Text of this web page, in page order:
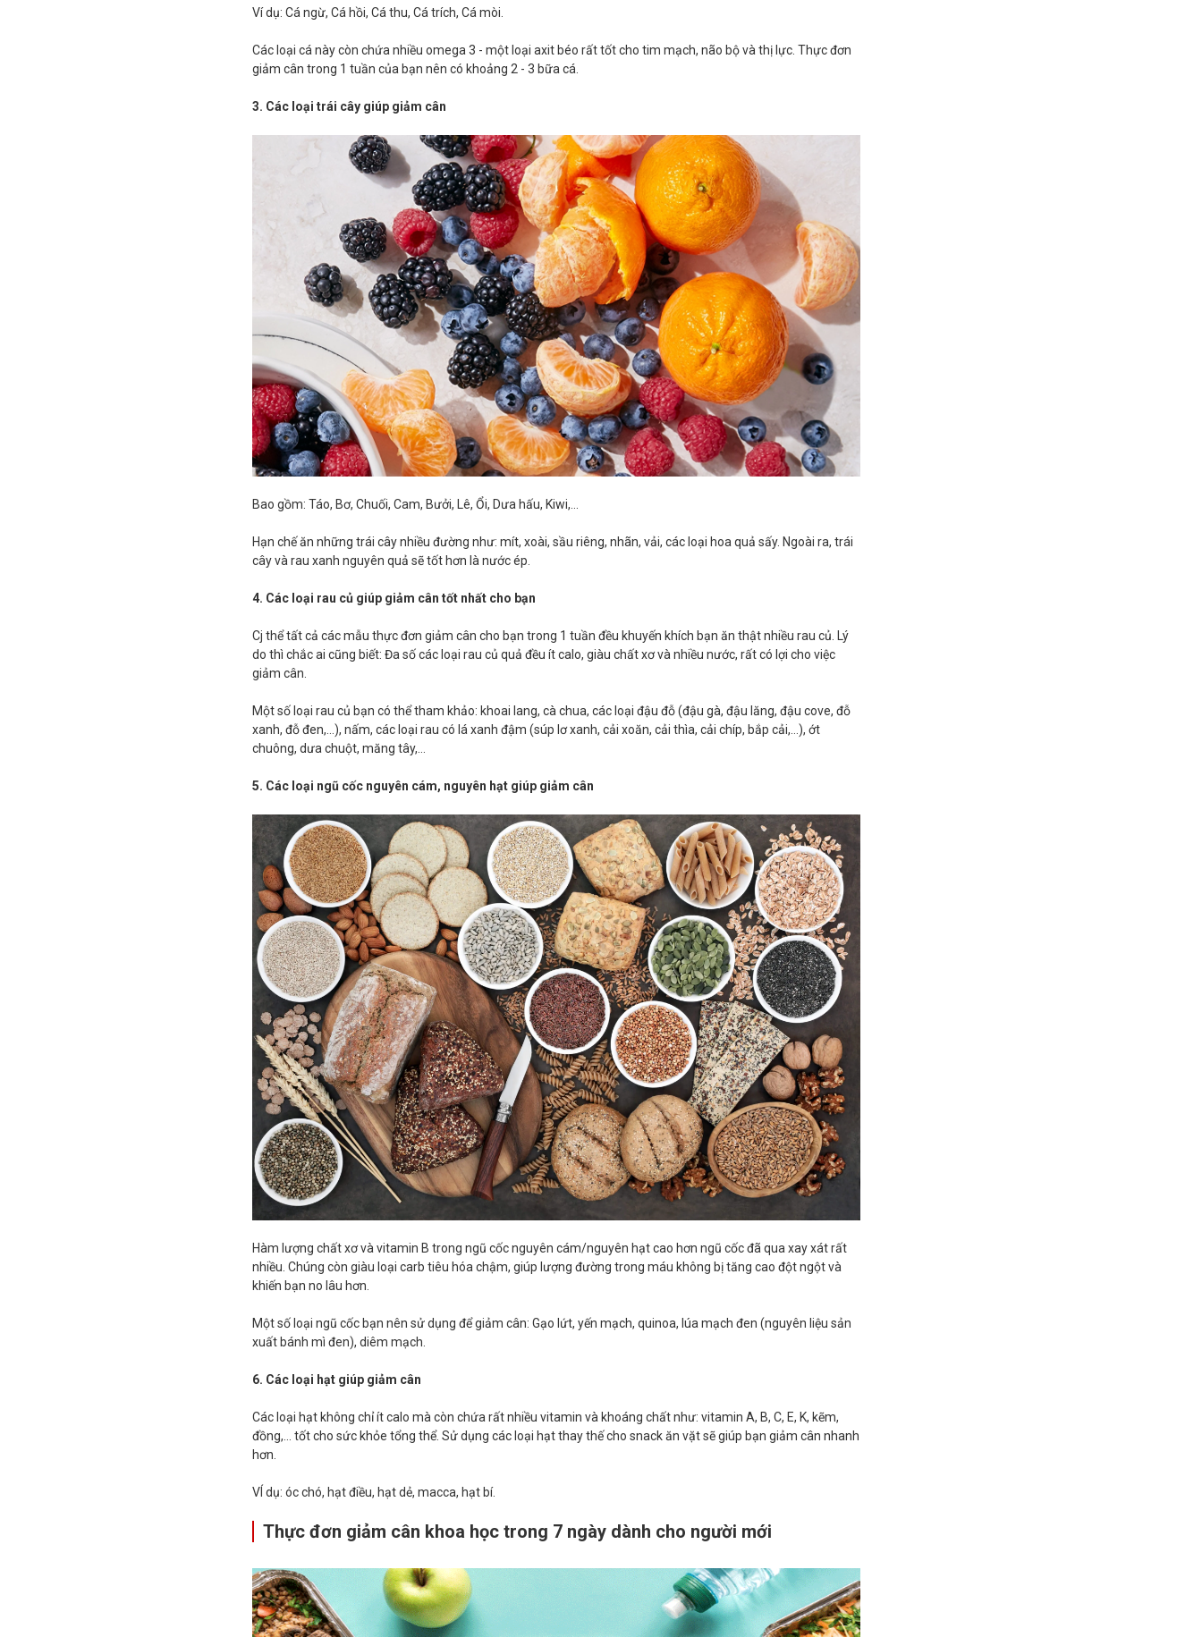
Ví dụ: Cá ngừ, Cá hồi, Cá thu, Cá trích, Cá mòi.
Các loại cá này còn chứa nhiều omega 3 - một loại axit béo rất tốt cho tim mạch, não bộ và thị lực. Thực đơn
giảm cân trong 1 tuần của bạn nên có khoảng 2 - 3 bữa cá.
3. Các loại trái cây giúp giảm cân
Bao gồm: Táo, Bơ, Chuối, Cam, Bưởi, Lê, Ổi, Dưa hấu, Kiwi,...
Hạn chế ăn những trái cây nhiều đường như: mít, xoài, sầu riêng, nhãn, vải, các loại hoa quả sấy. Ngoài ra, trái
cây và rau xanh nguyên quả sẽ tốt hơn là nước ép.
4. Các loại rau củ giúp giảm cân tốt nhất cho bạn
Cj thể tất cả các mẫu thực đơn giảm cân cho bạn trong 1 tuần đều khuyến khích bạn ăn thật nhiều rau củ. Lý
do thì chắc ai cũng biết: Đa số các loại rau củ quả đều ít calo, giàu chất xơ và nhiều nước, rất có lợi cho việc
giảm cân.
Một số loại rau củ bạn có thể tham khảo: khoai lang, cà chua, các loại đậu đỗ (đậu gà, đậu lăng, đậu cove, đỗ
xanh, đỗ đen,…), nấm, các loại rau có lá xanh đậm (súp lơ xanh, cải xoăn, cải thìa, cải chíp, bắp cải,…), ớt
chuông, dưa chuột, măng tây,…
5. Các loại ngũ cốc nguyên cám, nguyên hạt giúp giảm cân
Hàm lượng chất xơ và vitamin B trong ngũ cốc nguyên cám/nguyên hạt cao hơn ngũ cốc đã qua xay xát rất
nhiều. Chúng còn giàu loại carb tiêu hóa chậm, giúp lượng đường trong máu không bị tăng cao đột ngột và
khiến bạn no lâu hơn.
Một số loại ngũ cốc bạn nên sử dụng để giảm cân: Gạo lứt, yến mạch, quinoa, lúa mạch đen (nguyên liệu sản
xuất bánh mì đen), diêm mạch.
6. Các loại hạt giúp giảm cân
Các loại hạt không chỉ ít calo mà còn chứa rất nhiều vitamin và khoáng chất như: vitamin A, B, C, E, K, kẽm,
đồng,… tốt cho sức khỏe tổng thể. Sử dụng các loại hạt thay thế cho snack ăn vặt sẽ giúp bạn giảm cân nhanh
hơn.
VÍ dụ: óc chó, hạt điều, hạt dẻ, macca, hạt bí.
Thực đơn giảm cân khoa học trong 7 ngày dành cho người mới